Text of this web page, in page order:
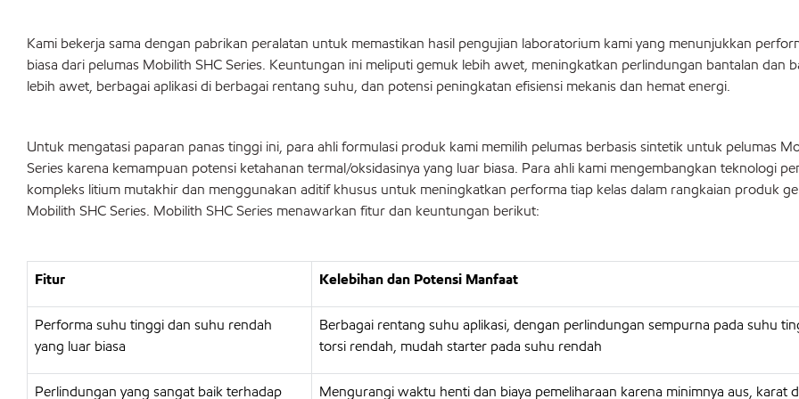
Kami bekerja sama dengan pabrikan peralatan untuk memastikan hasil pengujian laboratorium kami yang menunjukkan
biasa dari pelumas Mobilith SHC Series. Keuntungan ini meliputi gemuk lebih awet, meningkatkan perlindungan bantalan dan
lebih awet, berbagai aplikasi di berbagai rentang suhu, dan potensi peningkatan efisiensi mekanis dan hemat energi.
Untuk mengatasi paparan panas tinggi ini, para ahli formulasi produk kami memilih pelumas berbasis sintetik untuk pelumas
Series karena kemampuan potensi ketahanan termal/oksidasinya yang luar biasa. Para ahli kami mengembangkan teknologi
kompleks litium mutakhir dan menggunakan aditif khusus untuk meningkatkan performa tiap kelas dalam rangkaian produk
Mobilith SHC Series. Mobilith SHC Series menawarkan fitur dan keuntungan berikut:
Fitur Kelebihan dan Potensi Manfaat
Performa suhu tinggi dan suhu rendah
yang luar biasa
Berbagai rentang suhu aplikasi, dengan perlindungan sempurna pada suhu
torsi rendah, mudah starter pada suhu rendah
Perlindungan yang sangat baik terhadap Mengurangi waktu henti dan biaya pemeliharaan karena minimnya aus, karat